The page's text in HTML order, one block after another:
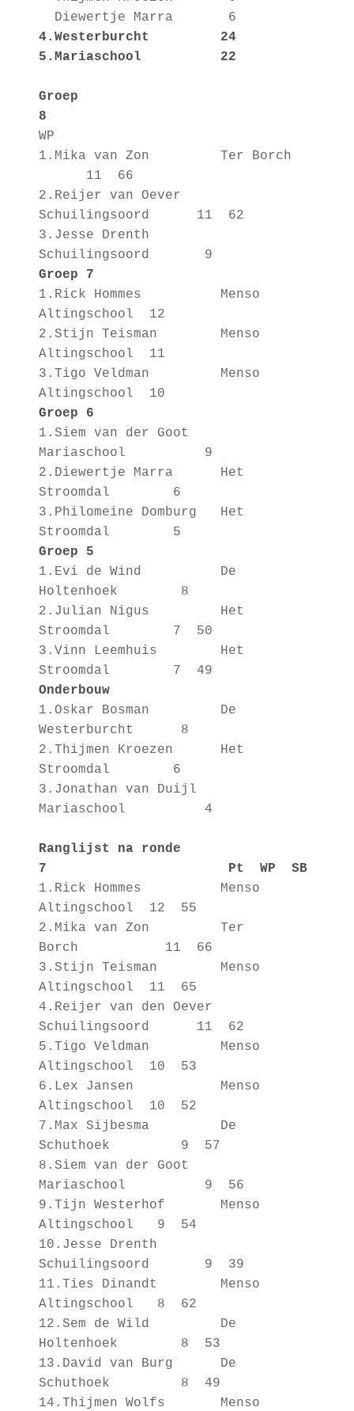
Diewertje Marra 6
4.Westerburcht 24
5.Mariaschool 22
Groep
8
WP
1.Mika van Zon Ter Borch
11 66
2.Reijer van Oever
Schuilingsoord 11 62
3.Jesse Drenth
Schuilingsoord 9
Groep 7
1.Rick Hommes Menso
Altingschool 12
2.Stijn Teisman Menso
Altingschool 11
3.Tigo Veldman Menso
Altingschool 10
Groep 6
1.Siem van der Goot
Mariaschool 9
2.Diewertje Marra Het
Stroomdal 6
3.Philomeine Domburg Het
Stroomdal 5
Groep 5
1.Evi de Wind De
Holtenhoek 8
2.Julian Nigus Het
Stroomdal 7 50
3.Vinn Leemhuis Het
Stroomdal 7 49
Onderbouw
1.Oskar Bosman De
Westerburcht 8
2.Thijmen Kroezen Het
Stroomdal 6
3.Jonathan van Duijl
Mariaschool 4
Ranglijst na ronde
7 Pt WP SB
1.Rick Hommes Menso
Altingschool 12 55
2.Mika van Zon Ter
Borch 11 66
3.Stijn Teisman Menso
Altingschool 11 65
4.Reijer van den Oever
Schuilingsoord 11 62
5.Tigo Veldman Menso
Altingschool 10 53
6.Lex Jansen Menso
Altingschool 10 52
7.Max Sijbesma De
Schuthoek 9 57
8.Siem van der Goot
Mariaschool 9 56
9.Tijn Westerhof Menso
Altingschool 9 54
10.Jesse Drenth
Schuilingsoord 9 39
11.Ties Dinandt Menso
Altingschool 8 62
12.Sem de Wild De
Holtenhoek 8 53
13.David van Burg De
Schuthoek 8 49
14.Thijmen Wolfs Menso